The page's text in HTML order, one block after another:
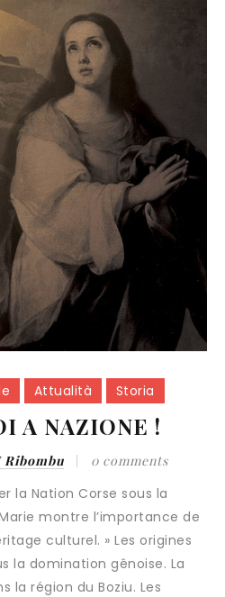
Attualità Storia
A NAZIONE !
Ribombu 0 comments
la Nation Corse sous la
montre l’importance de
culturel. » Les origines
la domination gênoise. La
la région du Boziu. Les